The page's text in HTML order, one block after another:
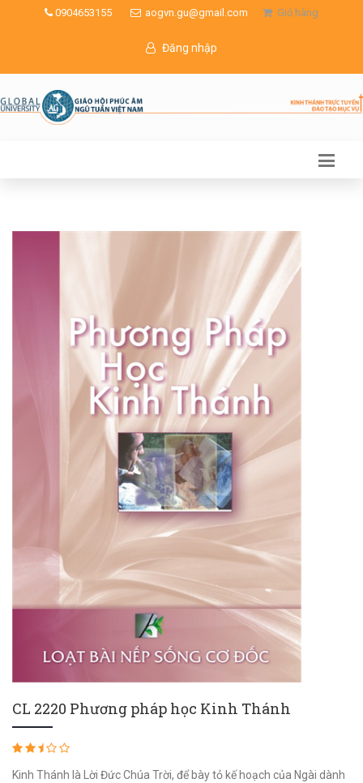
0904653155 aogvn.gu@gmail.com Giỏ hàng
Đăng nhập
CL 2220 Phương pháp học Kinh Thánh
Kinh Thánh là Lời Đức Chúa Trời, để bày tỏ kế hoạch của Ngài dành